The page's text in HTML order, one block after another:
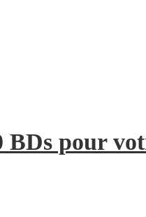
BDs pour